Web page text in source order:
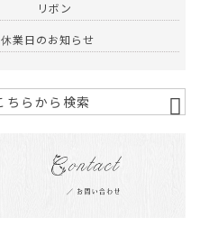
リボン
休業日のお知らせ